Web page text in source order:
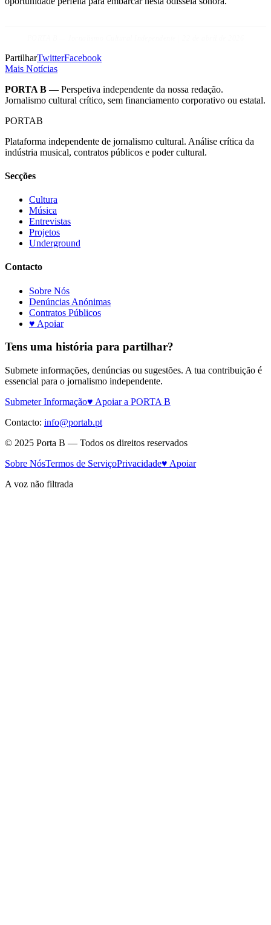
PartilharTwitterFacebook
Mais Notícias
PORTA B — Perspetiva independente da nossa redação.
Jornalismo cultural crítico, sem financiamento corporativo ou estatal.
PORTAB
Plataforma independente de jornalismo cultural. Análise crítica da
indústria musical, contratos públicos e poder cultural.
Secções
Cultura
Música
Entrevistas
Projetos
Underground
Contacto
Sobre Nós
Denúncias Anónimas
Contratos Públicos
♥ Apoiar
Tens uma história para partilhar?
Submete informações, denúncias ou sugestões. A tua contribuição é
essencial para o jornalismo independente.
Submeter Informação♥ Apoiar a PORTA B
Contacto: info@portab.pt
© 2025 Porta B — Todos os direitos reservados
Sobre NósTermos de ServiçoPrivacidade♥ Apoiar
A voz não filtrada